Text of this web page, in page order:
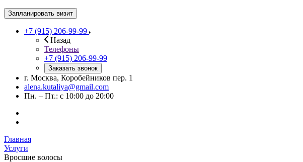
Запланировать визит
+7 (915) 206-99-99
Назад
Телефоны
+7 (915) 206-99-99
Заказать звонок
г. Москва, Коробейников пер. 1
alena.kutaliya@gmail.com
Пн. – Пт.: с 10:00 до 20:00
Главная
Услуги
Вросшие волосы